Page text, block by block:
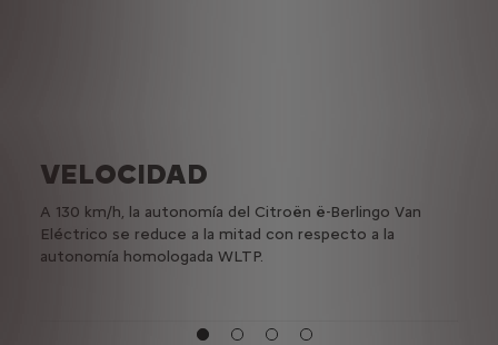
VELOCIDAD
A 130 km/h, la autonomía del Citroën ë-Berlingo Van
Eléctrico se reduce a la mitad con respecto a la
autonomía homologada WLTP.